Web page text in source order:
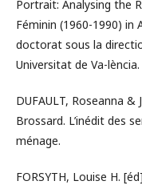
Portrait: Analysing the
Féminin (1960-1990) in
doctorat sous la
Universitat de Va-lència.
DUFAULT, Roseanna &
Brossard. L’inédit des
ménage.
FORSYTH, Louise H.